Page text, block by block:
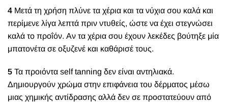
4 Μετά τη χρήση πλύνε τα χέρια και τα νύχια σου καλά και
περίμενε λίγα λεπτά πριν ντυθείς, ώστε να έχει στεγνώσει
καλά το προΐόν. Αν τα χέρια σου έχουν λεκέδες βούτηξε μία
μπατονέτα σε οξυζενέ και καθάρισέ τους.
5 Τα προιόντα self tanning δεν είναι αντηλιακά.
Δημιουργούν χρώμα στην επιφάνεια του δέρματος μέσω
μιας χημικής αντίδρασης αλλά δεν σε προστατεύουν από